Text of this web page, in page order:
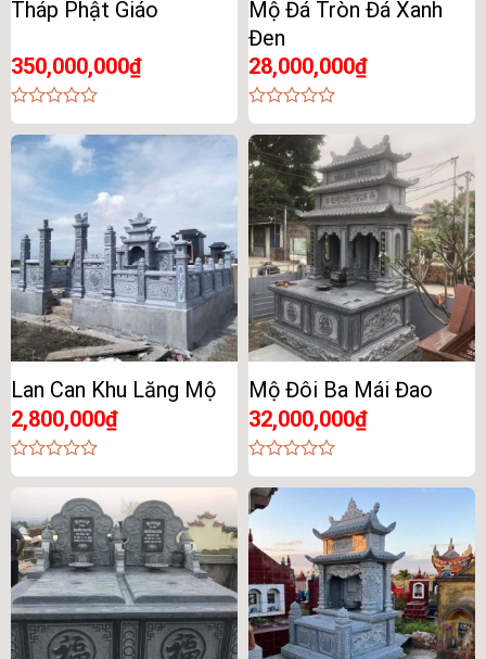
Tháp Phật Giáo
350,000,000₫
0
out
of
5
Mộ Đá Tròn Đá Xanh
Đen
28,000,000₫
0
out
of
5
Lan Can Khu Lăng Mộ
2,800,000₫
0
5
Mộ Đôi Ba Mái Đao
32,000,000₫
0
out
of
5